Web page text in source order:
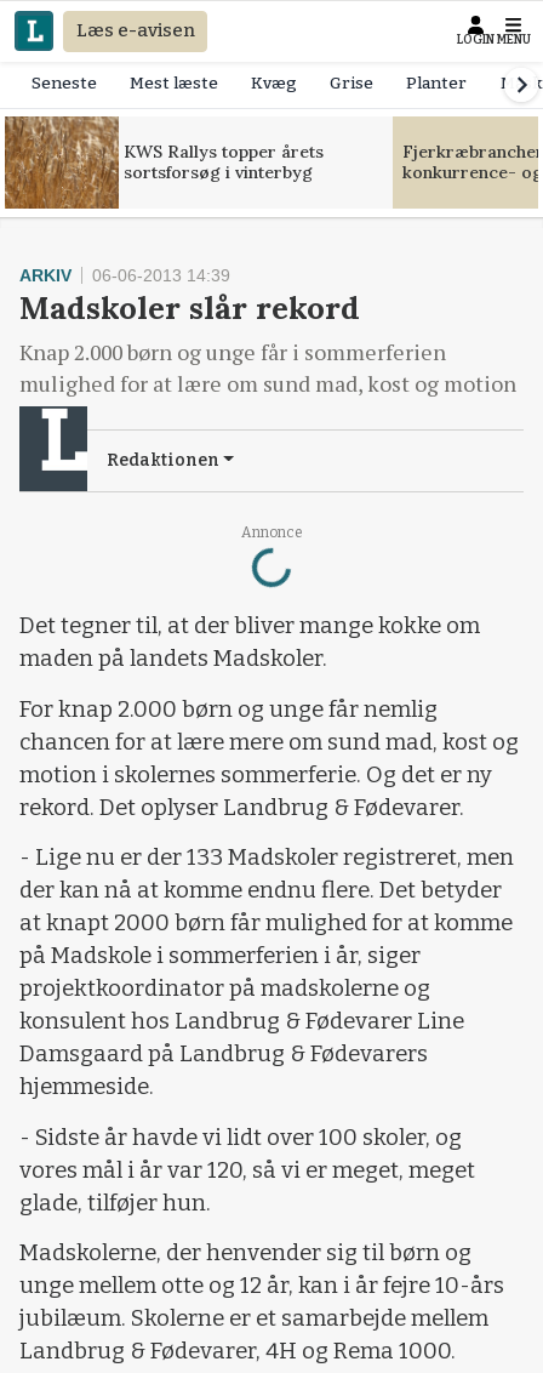
Læs e-avisen LOGIN MENU
Seneste Mest læste Kvæg Grise Planter
KWS Rallys topper årets
sortsforsøg i vinterbyg
konkurrence-
Annonce
Loading...
ARKIV 06-06-2013 14:39
Madskoler slår rekord
Knap 2.000 børn og unge får i sommerferien
mulighed for at lære om sund mad, kost og motion
Redaktionen
Det tegner til, at der bliver mange kokke om
maden på landets Madskoler.
For knap 2.000 børn og unge får nemlig
chancen for at lære mere om sund mad, kost og
motion i skolernes sommerferie. Og det er ny
rekord. Det oplyser Landbrug & Fødevarer.
- Lige nu er der 133 Madskoler registreret, men
der kan nå at komme endnu flere. Det betyder
at knapt 2000 børn får mulighed for at komme
på Madskole i sommerferien i år, siger
projektkoordinator på madskolerne og
konsulent hos Landbrug & Fødevarer Line
Damsgaard på Landbrug & Fødevarers
hjemmeside.
- Sidste år havde vi lidt over 100 skoler, og
vores mål i år var 120, så vi er meget, meget
glade, tilføjer hun.
Madskolerne, der henvender sig til børn og
unge mellem otte og 12 år, kan i år fejre 10-års
jubilæum. Skolerne er et samarbejde mellem
Landbrug & Fødevarer, 4H og Rema 1000.